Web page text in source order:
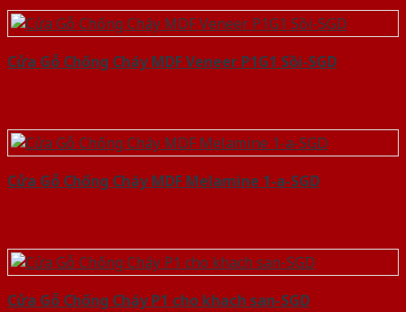
Cửa Gỗ Chống Cháy MDF Veneer P1G1 Sồi-SGD
Cửa Gỗ Chống Cháy MDF Melamine 1-a-SGD
Cửa Gỗ Chống Cháy P1 cho khach san-SGD